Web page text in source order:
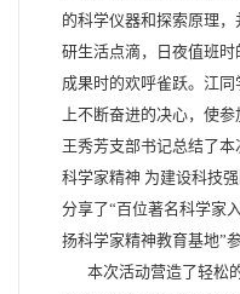
的科学仪器和探索原理
研生活点滴，日夜值班
成果时的欢呼雀跃。江
上不断奋进的决心，使
王秀芳支部书记总结了
科学家精神 为建设科技
分享了“百位著名科学家
扬科学家精神教育基地”
本次活动营造了轻松